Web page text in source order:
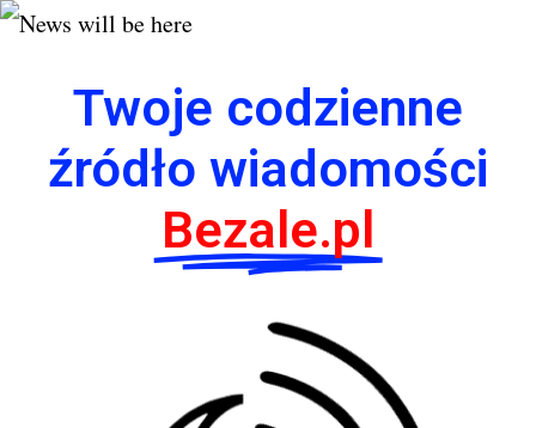
Twoje codzienne
źródło wiadomości
Bezale.pl